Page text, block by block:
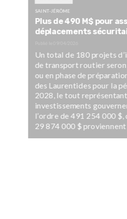
SAINT-JÉRÔME
Plus de 490 M$ pour
déplacements
Un total de 180 projets
de transport routier
ou en phase de
des Laurentides pour la
2028, le tout
investissements
l’ordre de 491 254 000 $,
29 874 000 $